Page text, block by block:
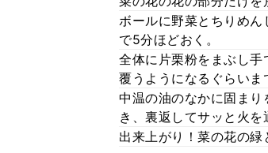
ボールに野菜とちりめん
で5分ほどおく。
全体に片栗粉をまぶし
覆うようになるぐらいま
中温の油のなかに固ま
き、裏返してサッと火を
出来上がり！菜の花の緑